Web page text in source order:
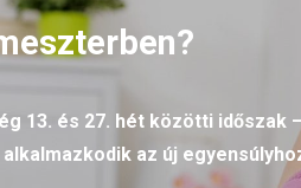
13. és 27. hét közötti időszak
az új